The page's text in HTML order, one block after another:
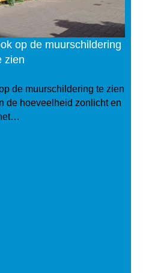
op de muurschildering
zien
de muurschildering te zien
de hoeveelheid zonlicht en